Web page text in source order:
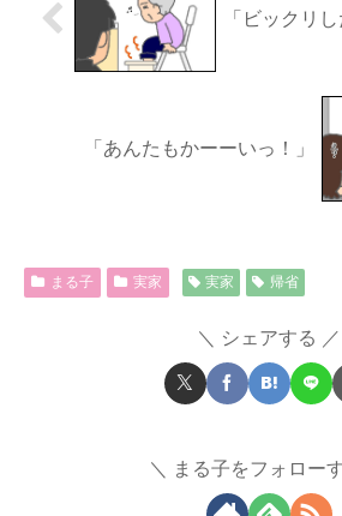
「ビックリし
「あんたもかーーいっ！」
まる子 実家 実家 帰省
シェアする
まる子をフォロー